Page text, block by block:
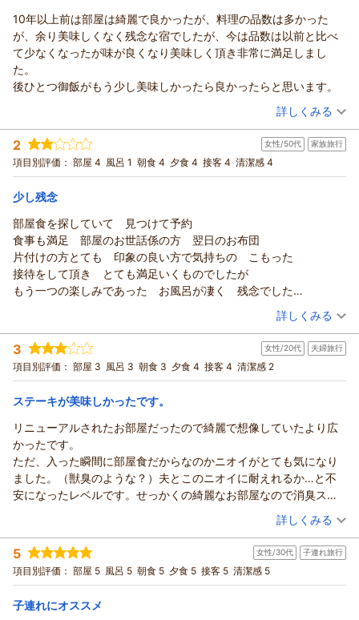
（返信日：2026/06/18）
と「まだまだ遊びたいお子様」が一緒でも気兼ねなく過ごせる
のが、このお部屋の大きな魅力でございます。
朝夕ともにお部屋食で、ストレスなくお食事を楽しんでいただ
けたとのお言葉も、とても嬉しく思います。若狭牛ステーキ、
のどぐろ塩焼き、地魚のお造りなど、福井のうまいもんを詰め
込んだプランで、魚介の新鮮さやお肉の鉄板焼き、朝食のイカ
な励みになります。
一方で、お部屋の椅子につきましては、ご両親様にご不便をお
かけし申し訳ございませんでした。足の悪いお客様にもゆった
りお過ごしいただけるよう、椅子の追加対応や備品配置につい
また、大浴場の露天風呂に小さな虫が浮いていたとのこと、残
念なお気持ちにさせてしまい申し訳ございません。露天風呂は
屋外に面しているため季節柄どうしても虫が入りやすい面がご
ざいますが、清掃・巡回をより丁寧に行い、できる限り気持ち
よくご利用いただけるよう努めてまいります。
スタッフの対応やお荷物のお手伝いにつきましてもお褒めいた
言葉をいただき、私どもも嬉しい気持ちでいっぱいです。
今回ご利用いただいたカラオケ・卓球・露天風呂付き客室は、
ご家族三世代でのご旅行にも大変ご好評いただいているお部屋
でございます。次回もぜひ、皆様でのんびり遊んで、温泉に入
って、お部屋食を楽しむひとときをお過ごしいただけましたら
幸いです。
またのご来館を、スタッフ一同心よりお待ち申し上げておりま
す。
（返信日：2026/05/05）
あわら温泉 政竜閣からの返信
このたびはご家族皆様で政竜閣にご宿泊いただき、誠にありが
とうございました。
また、「良い記念旅行になりました」との嬉しいお言葉を頂戴
6名様3世代での大切なご旅行に当館をお選びいただき、広めの
お部屋でのんびりお過ごしいただけたようで何よりでございま
す。お食事もお部屋で気兼ねなくお楽しみいただけたとのこ
と、ご家族皆様でゆったりとした時間をお過ごしいただけたご
様子が伝わり、私どもも大変嬉しく拝見いたしました。
にとっても大きな励みになります。設備面では年数を感じられ
る部分もあるかと思いますが、清掃についてお褒めいただけた
ことも大変ありがたく、今後も気持ちよくお過ごしいただける
よう努めてまいります。
玄関でお履物をお預かりする昔ながらの旅館らしいスタイル
も、新鮮に感じていただけたとのこと嬉しく思います。館内で
行でお楽しみいただけるオプションもご用意しておりますの
で、また機会がございましたらぜひ皆様でお越しくださいま
せ。
ご家族皆様のまたのご来館を、スタッフ一同心よりお待ち申し
（返信日：2026/04/24）
10年以上前は部屋は綺麗で良かったが、料理の品数は多かった
が、余り美味しくなく残念な宿でしたが、今は品数は以前と比べ
て少なくなったが味が良くなり美味しく頂き非常に満足しまし
た。
後ひとつ御飯がもう少し美味しかったら良かったらと思います。
（投稿日：2026/04/15）
宿泊時期： 2026年04月宿泊 (家族旅行)
投稿者： ナカチャNさん
宿泊プラン： ■舟盛アワビ蟹ステーキから2つも選べるんじゃプラン お一
人ずつメイン料理４種から２つ選択できる部屋食
和室
朝・夕
朝/部屋出し
あわら温泉 政竜閣からの返信
このたびも政竜閣にご宿泊いただき、誠にありがとうございま
した。
また、いつもご利用いただいておりますこと、心より御礼申し
10年以上前のご宿泊時と比べて、お料理が「すごく改善されて
良かった」と感じていただけたこと、そして美味しくお召し上
がりいただけたとのこと、大変嬉しく拝見いたしました。
以前はご期待に添えず残念なお気持ちにさせてしまっていた中
で、今回このようなお言葉をいただけましたことは、私どもに
今回ご利用いただきました「舟盛アワビ蟹ステーキから2つも選
べるんじゃプラン」は、お一人ずつお好みに合わせてメイン料
理をお選びいただける人気の部屋食プランでございます。
また、総檜造りの和室にカラオケルームと温泉露天風呂が付い
たお部屋でも、ご家族皆様でごゆっくりお過ごしいただけてお
率直なお声もお寄せいただき、ありがとうございます。
せっかくお料理全体にご満足いただけた中で、その一点が惜し
く感じられたこと、しっかり受け止めております。お気づきの
点は今後の参考とさせていただき、よりご満足いただけるお食
詳しくみる
2 女性/50代 家族旅行
項目別評価： 部屋 4 風呂 1 朝食 4 夕食 4 接客 4 清潔感 4
少し残念
部屋食を探していて 見つけて予約
食事も満足 部屋のお世話係の方 翌日のお布団
片付けの方とても 印象の良い方で気持ちの こもった
接待をして頂き とても満足いくものでしたが
もう一つの楽しみであった お風呂が凄く 残念でした
また うち湯の洗い場の 椅子がカビだらけで
ビックリしました 視力の悪い目でも 確認できるほどで
した 他に人が居なかったので 立って頭洗い 体を洗い
入れ替わるので 朝行きましたが 椅子は黒で確認できませんで
した お風呂以外はほぼ 納得できた料金でしたがお風呂を
楽しみに行かれる方には おすすめ出来ないかな
（投稿日：2026/04/11）
宿泊時期： 2026年04月宿泊 (家族旅行)
投稿者： くぅ～さん
宿泊プラン： ■湯の華じゃプラン◆お値打ちお手頃プラン！人気です♪部屋
食カップルファミリービジネスにネット接続無料
和室
朝・夕
朝/部屋出し
夕/部屋出し
あわら温泉 政竜閣からの返信
このたびは政竜閣にご宿泊いただき、誠にありがとうございま
した。
また、お食事やお部屋係、翌朝のお布団のスタッフにつきまし
て、あたたかいお言葉をお寄せいただき、心より御礼申し上げ
ます。気持ちのこもった接客と感じていただけたようで、スタ
ッフ一同とても嬉しく拝見いたしました。
一方で、せっかくお風呂も楽しみにお越しいただいたにもかか
わらず、露天風呂の虫や内風呂の洗い場の椅子の件では、ご期
待に添えず心苦しく思っております。
詳しくみる
3 女性/20代 夫婦旅行
項目別評価： 部屋 3 風呂 3 朝食 3 夕食 4 接客 4 清潔感 2
ステーキが美味しかったです。
リニューアルされたお部屋だったので綺麗で想像していたより広
かったです。
ただ、入った瞬間に部屋食だからなのかニオイがとても気になり
ました。（獣臭のような？）夫とこのニオイに耐えれるか…と不
安になったレベルです。せっかくの綺麗なお部屋なので消臭スプ
レーやディフューザーなど置かれたほうがいいと思います。
お料理はメインを2種類選べるプランでしたが、2種類ともステー
キにしてもいいくらい美味しかったです^_^
お料理を運んでくださる方も気さくな方でした！
ですが部屋に備え付けの急須が使用済みのものでした…。
いい思い出として受け止めたいと思います。
（投稿日：2026/03/08）
宿泊時期： 2026年03月宿泊 (夫婦旅行)
投稿者： ゆいさん
宿泊プラン： ■舟盛アワビ蟹ステーキから2つも選べるんじゃプラン お一
人ずつメイン料理４種から２つ選択できる部屋食
和室
朝・夕
朝/部屋出し
夕/部屋出し
詳しくみる
5 女性/30代 子連れ旅行
項目別評価： 部屋 5 風呂 5 朝食 5 夕食 5 接客 5 清潔感 5
子連れにオススメ